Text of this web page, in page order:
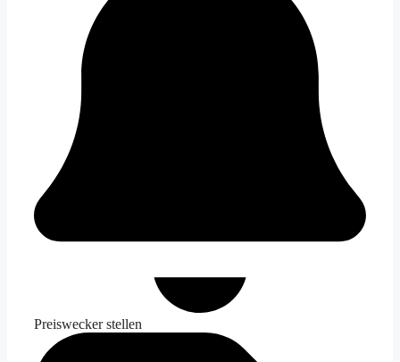
Preiswecker stellen